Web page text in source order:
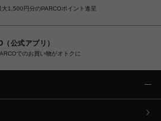
1,500円分のPARCOポイント進呈
公式アプリ）
でのお買い物がオトクに